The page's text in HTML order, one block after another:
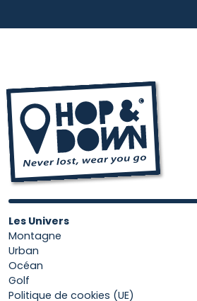
Les Univers
Montagne
Urban
Océan
Golf
Politique de cookies (UE)